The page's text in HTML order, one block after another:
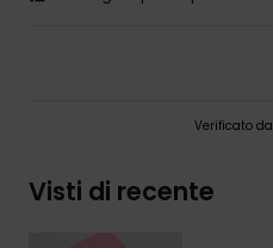
Verificato da
Visti di recente